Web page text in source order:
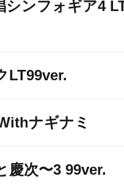
シンフォギア4
LT99ver.
ナギナミ
慶次〜3 99ver.